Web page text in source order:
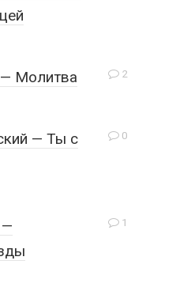
2
Молитва
0
— Ты с
1
—